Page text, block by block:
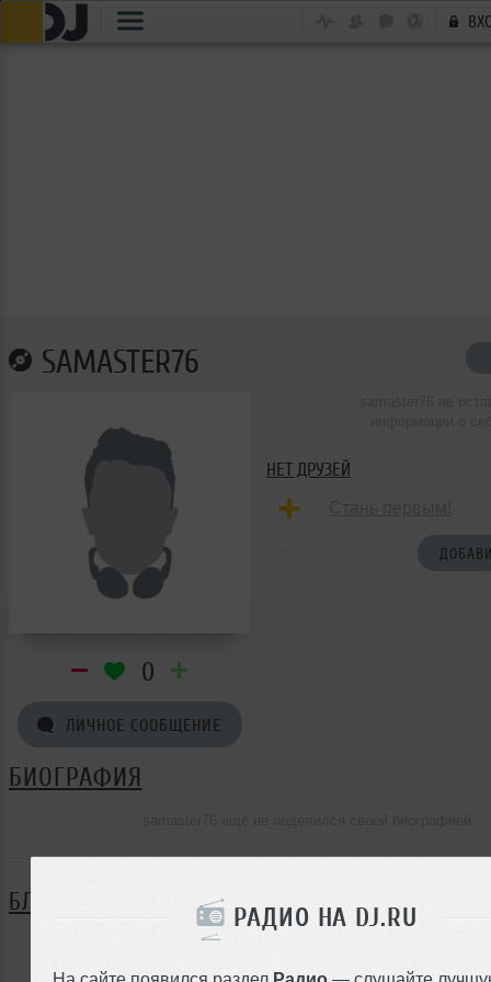
РАДИО НА DJ.RU
На сайте появился раздел Радио — слушайте
SAMASTER76
0
ЛИЧНОЕ СООБЩЕНИЕ
НЕТ ДРУЗЕЙ
БИОГРАФИЯ
БЛОГ